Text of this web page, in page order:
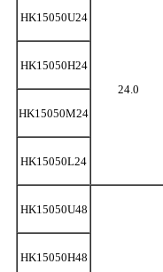
HK15050U24
24.0
HK15050H24
HK15050M24
HK15050L24
HK15050U48
HK15050H48